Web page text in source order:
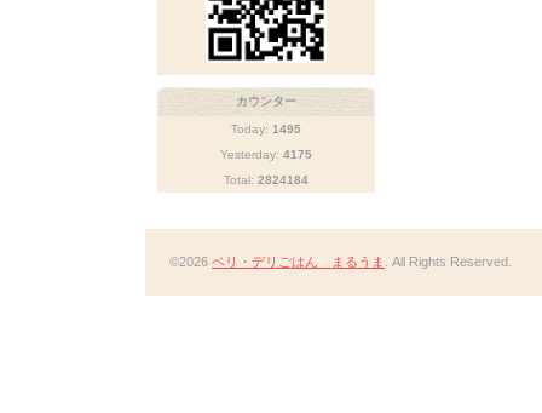
カウンター
Today: 1495
Yesterday: 4175
Total: 2824184
©2026 ベリ・デリごはん まるうま . All Rights Reserved.